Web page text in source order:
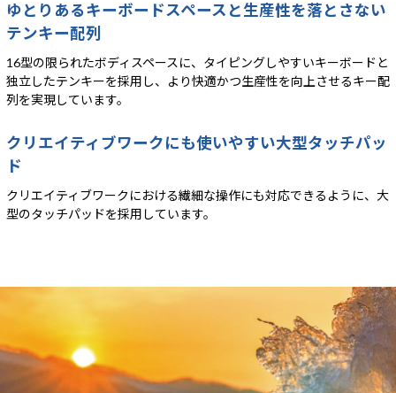
ゆとりあるキーボードスペースと生産性を落とさない
テンキー配列
16型の限られたボディスペースに、タイピングしやすいキーボードと
独立したテンキーを採用し、より快適かつ生産性を向上させるキー配
列を実現しています。
クリエイティブワークにも使いやすい大型タッチパッ
ド
クリエイティブワークにおける繊細な操作にも対応できるように、大
型のタッチパッドを採用しています。